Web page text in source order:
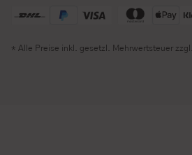
* Alle Preise inkl. gesetzl. Mehrwertsteuer zzgl.